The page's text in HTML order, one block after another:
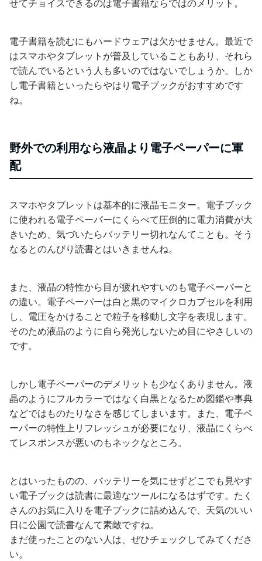
せてチョイスできるのは電子書籍ならではのメリット。
電子書籍を読むにもハードウェアは欠かせません。最近で
はスマホやタブレットが普及していることもあり、それら
で読んでいるという人も多いのではないでしょうか。しか
し電子書籍といったらやはり電子ブックがおすすめです
ね。
野外での利用なら液晶より電子ペーパーに軍
配
スマホやタブレットは基本的に液晶モニター。電子ブック
に使われる電子ペーパーにくらべて圧倒的に電力消費が大
きいため、気づいたらバッテリー切れなんてことも。そう
なるとのんびり読書とはいきませんね。
また、液晶の特性から目が疲れやすいのも電子ペーパーと
の違い。電子ペーパーは白と黒のマイクロカプセルを利用
し、電圧をかけることで粒子を移動し文字を表現します。
そのため液晶のように自ら発光しないため目にやさしいの
です。
しかし電子ペーパーのデメリットも少なくありません。液
晶のようにフルカラーではなく白黒となるため図鑑や事典
などではものたりなさを感じてしまいます。また、電子ペ
ーパーの特性上リフレッシュが必要になり、液晶にくらべ
てレスポンスが悪いのもネックなところ。
とはいったものの、バッテリーを気にせずどこでも見やす
い電子ブックは読書に最適なツールになるはずです。たく
さんのお気に入りを電子ブックに詰め込んで、天気のいい
日に公園で読書なんて素敵ですね。
まだ使ったことのない人は、ぜひチェックしてみてくださ
い。